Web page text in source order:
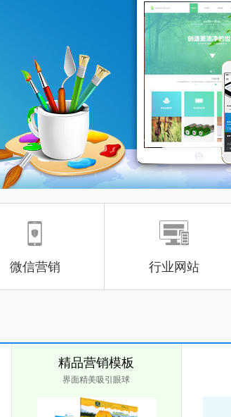
微信营销 行业网站
精品营销模板
界面精美吸引眼球